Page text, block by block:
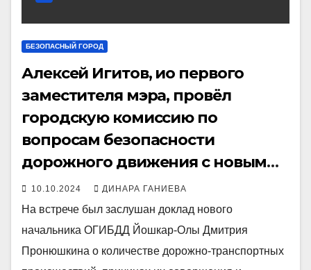
БЕЗОПАСНЫЙ ГОРОД
Алексей Игитов, ио первого
заместителя мэра, провёл
городскую комиссию по
вопросам безопасности
дорожного движения с новым
начальником ОГИБДД Йошкар-
Олы
10.10.2024 ДИНАРА ГАНИЕВА
На встрече был заслушан доклад нового
начальника ОГИБДД Йошкар-Олы Дмитрия
Пронюшкина о количестве дорожно-транспортных